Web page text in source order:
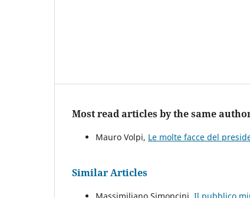
Most read articles by the same
Mauro Volpi, Le molte facce del
Similar Articles
Massimiliano Simoncini, Il pubblico